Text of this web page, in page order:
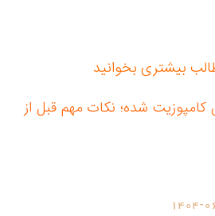
بیشتری بخوانید
کامپوزیت شده؛ نکات مهم قبل از
1404-